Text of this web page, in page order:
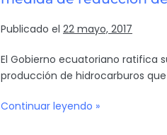
Publicado el 22 mayo, 2017
El Gobierno ecuatoriano ratifica
producción de hidrocarburos que
Continuar leyendo »